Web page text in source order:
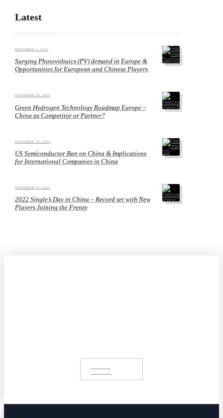
Latest
DEZEMBER 5, 2022
Surging Photovoltaics (PV) demand in Europe &
Opportunities for European and Chinese Players
NOVEMBER 28, 2022
Green Hydrogen Technology Roadmap Europe –
China as Competitor or Partner?
NOVEMBER 28, 2022
US Semiconductor Ban on China & Implications
for International Companies in China
NOVEMBER 21, 2022
2022 Single’s Day in China – Record set with New
Players Joining the Frenzy